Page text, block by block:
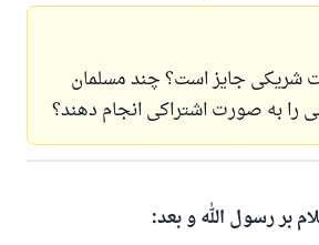
شریکی جایز است؟ چند مسلمان
را به صورت اشتراکی انجام دهند؟
بر رسول الله و بعد: